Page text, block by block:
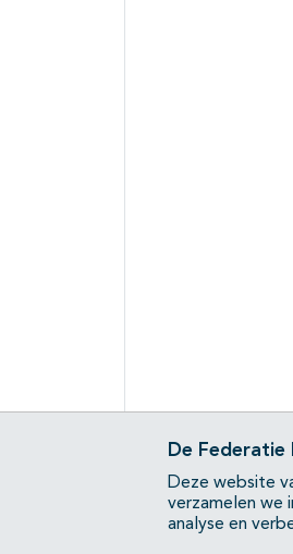
De Federatie
Deze website
verzamelen we
analyse en